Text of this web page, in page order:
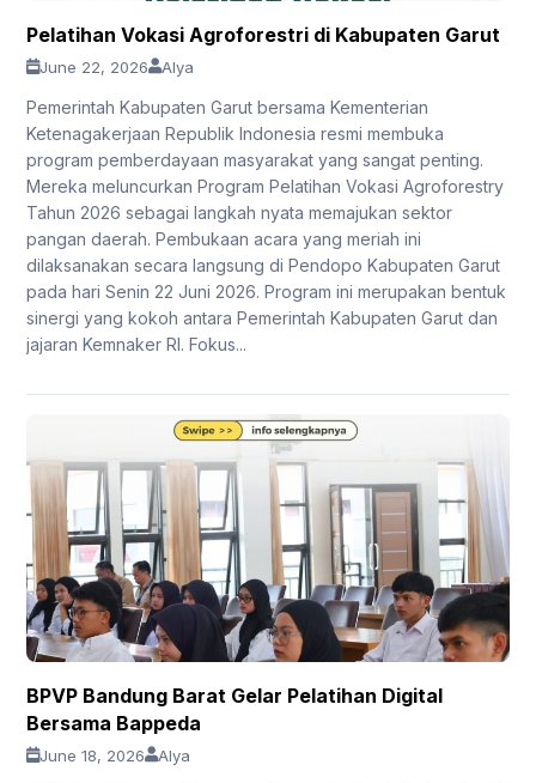
Pelatihan Vokasi Agroforestri di Kabupaten Garut
June 22, 2026 Alya
Pemerintah Kabupaten Garut bersama Kementerian
Ketenagakerjaan Republik Indonesia resmi membuka
program pemberdayaan masyarakat yang sangat penting.
Mereka meluncurkan Program Pelatihan Vokasi Agroforestry
Tahun 2026 sebagai langkah nyata memajukan sektor
pangan daerah. Pembukaan acara yang meriah ini
dilaksanakan secara langsung di Pendopo Kabupaten Garut
pada hari Senin 22 Juni 2026. Program ini merupakan bentuk
sinergi yang kokoh antara Pemerintah Kabupaten Garut dan
jajaran Kemnaker RI. Fokus...
BPVP Bandung Barat Gelar Pelatihan Digital
Bersama Bappeda
June 18, 2026 Alya